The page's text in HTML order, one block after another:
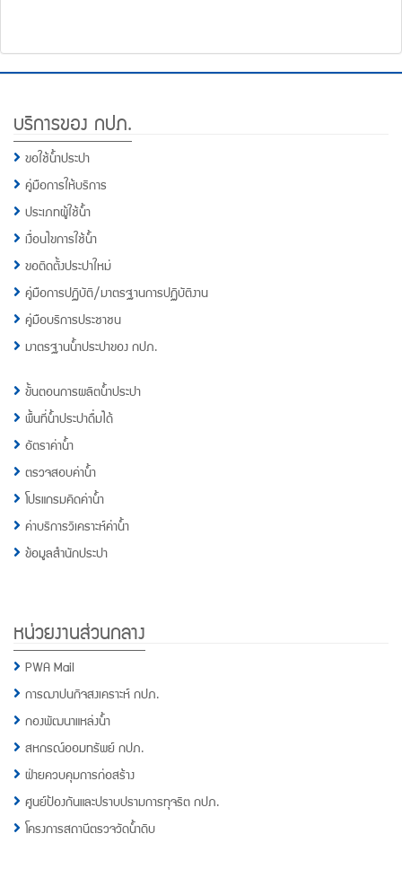
Footer
Menu
บริการของ กปภ.
ขอใช้น้ำประปา
คู่มือการให้บริการ
ประเภทผู้ใช้น้ำ
เงื่อนไขการใช้น้ำ
ขอติดตั้งประปาใหม่
คู่มือการปฏิบัติ/มาตรฐานการปฏิบัติงาน
คู่มือบริการประชาชน
มาตรฐานน้ำประปาของ กปภ.
ขั้นตอนการผลิตน้ำประปา
พื้นที่น้ำประปาดื่มได้
อัตราค่าน้ำ
ตรวจสอบค่าน้ำ
โปรแกรมคิดค่าน้ำ
ค่าบริการวิเคราะห์ค่าน้ำ
ข้อมูลสำนักประปา
หน่วยงานส่วนกลาง
PWA Mail
การฌาปนกิจสงเคราะห์ กปภ.
กองพัฒนาแหล่งน้ำ
สหกรณ์ออมทรัพย์ กปภ.
ฝ่ายควบคุมการก่อสร้าง
ศูนย์ป้องกันและปราบปรามการทุจริต กปภ.
โครงการสถานีตรวจวัดน้ำดิบ